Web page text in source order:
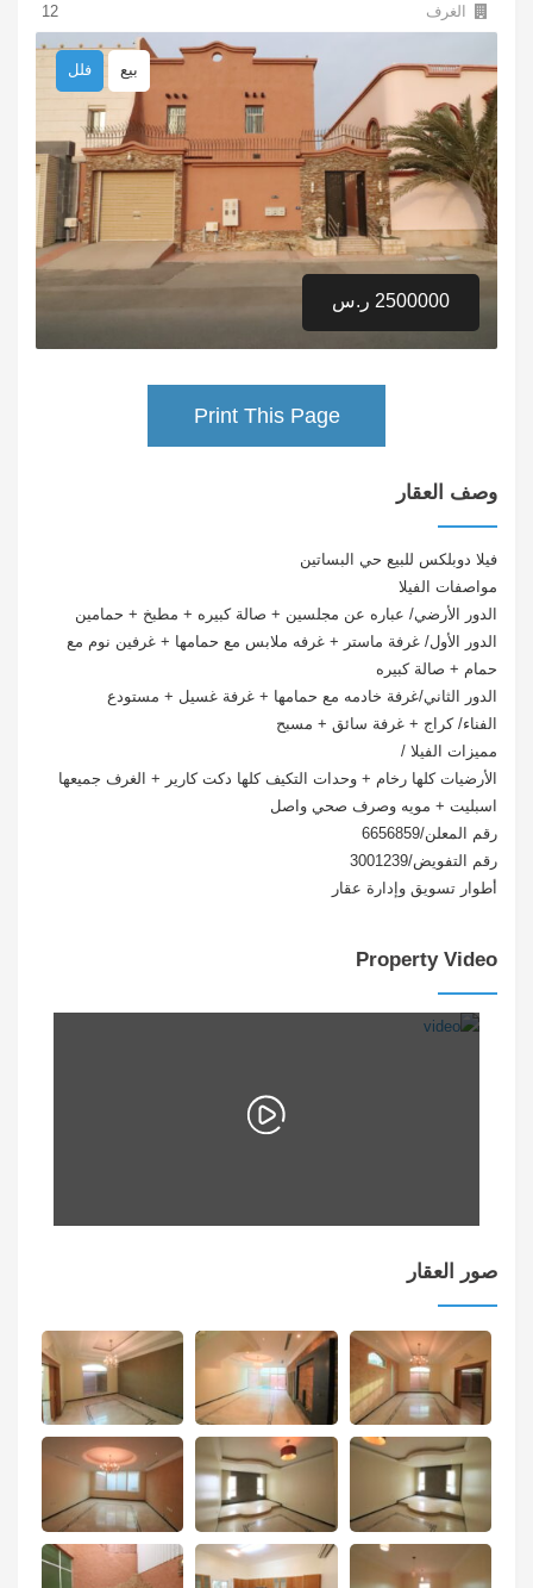
الغرف 12
فلل بيع
2500000 ر.س
Print This Page
وصف العقار
فيلا دوبلكس للبيع حي البساتين
مواصفات الفيلا
الدور الأرضي/ عباره عن مجلسين + صالة كبيره + مطبخ + حمامين
الدور الأول/ غرفة ماستر + غرفه ملابس مع حمامها + غرفين نوم مع
حمام + صالة كبيره
الدور الثاني/غرفة خادمه مع حمامها + غرفة غسيل + مستودع
الفناء/ كراج + غرفة سائق + مسبح
مميزات الفيلا /
الأرضيات كلها رخام + وحدات التكيف كلها دكت كارير + الغرف جميعها
اسبليت + مويه وصرف صحي واصل
رقم المعلن/6656859
رقم التفويض/3001239
أطوار تسويق وإدارة عقار
Property Video
صور العقار